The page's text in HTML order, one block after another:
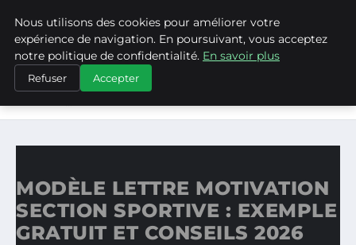
ASVPP
ACCUEIL
MODÈLE LETTRE MOTIVATION SECTION SPORTIVE :
MODÈLE LETTRE MOTIVATION
SECTION SPORTIVE : EXEMPLE
GRATUIT ET CONSEILS 2026
Nous utilisons des cookies pour améliorer votre
expérience de navigation. En poursuivant, vous acceptez
notre politique de confidentialité. En savoir plus
Refuser Accepter